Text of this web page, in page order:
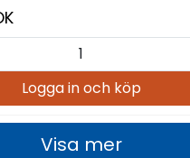
Logga in och köp
Visa mer